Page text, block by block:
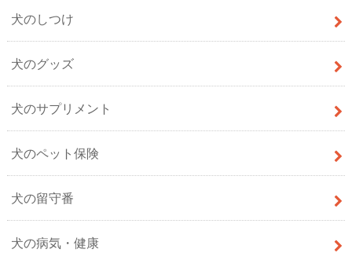
犬のしつけ
犬のグッズ
犬のサプリメント
犬のペット保険
犬の留守番
犬の病気・健康